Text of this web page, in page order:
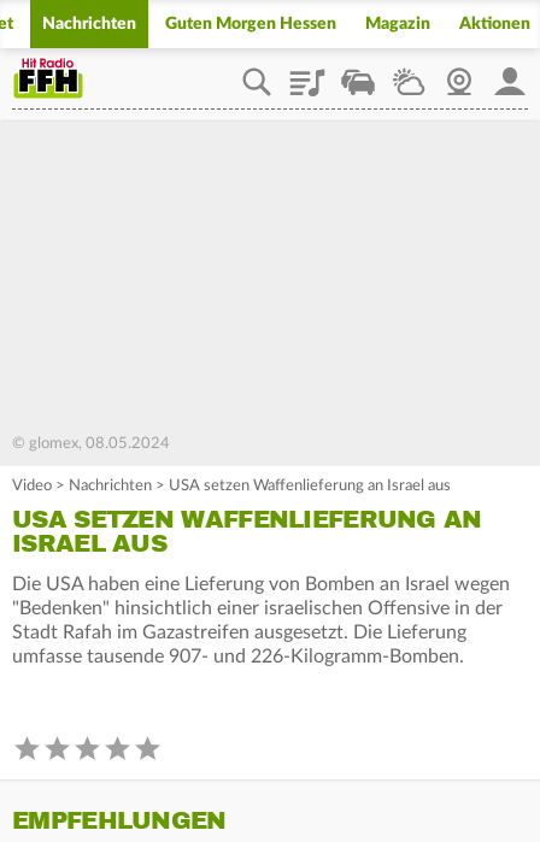
Nachrichten Guten Morgen Hessen Magazin Aktionen
PlaylistStaupilotWetterWebcam
© glomex, 08.05.2024
Video > Nachrichten > USA setzen Waffenlieferung an Israel aus
USA SETZEN WAFFENLIEFERUNG AN
ISRAEL AUS
Die USA haben eine Lieferung von Bomben an Israel wegen
"Bedenken" hinsichtlich einer israelischen Offensive in der
Stadt Rafah im Gazastreifen ausgesetzt. Die Lieferung
umfasse tausende 907- und 226-Kilogramm-Bomben.
EMPFEHLUNGEN